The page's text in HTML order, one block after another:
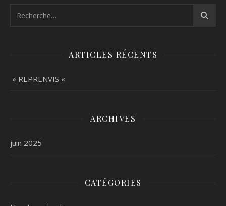
ARTICLES RÉCENTS
» REPRENVIS «
ARCHIVES
juin 2025
CATÉGORIES